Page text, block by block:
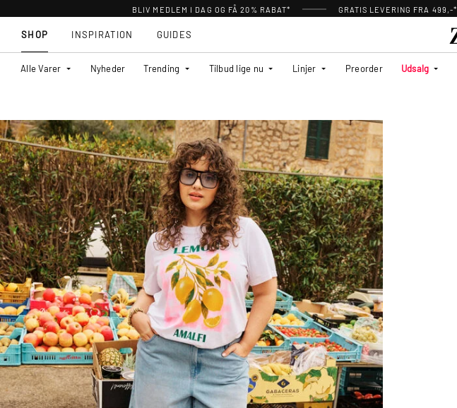
BLIV MEDLEM I DAG OG FÅ 20% RABAT* GRATIS LEVERING FRA 499,-*
SHOP
Alle Varer Nyheder Trending Tilbud lige nu Linjer Preorder Udsalg
INSPIRATION GUIDES